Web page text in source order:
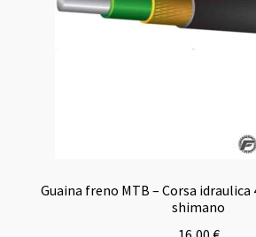
Guaina freno MTB – Corsa
shimano